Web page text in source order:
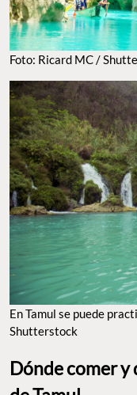
Foto: Ricard MC /
En Tamul se puede
Shutterstock
Dónde comer